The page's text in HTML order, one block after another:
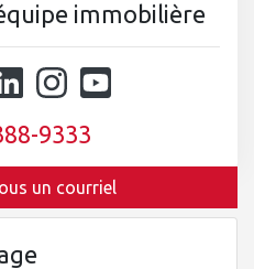
immobilière
9333
un courriel